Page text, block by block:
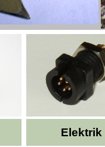
Elektrik